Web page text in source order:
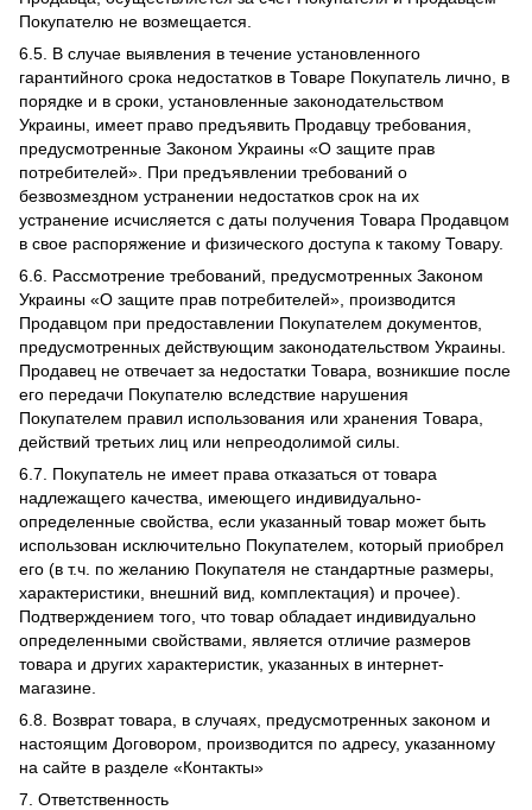
Покупателю не возмещается.
6.5. В случае выявления в течение установленного
гарантийного срока недостатков в Товаре Покупатель лично, в
порядке и в сроки, установленные законодательством
Украины, имеет право предъявить Продавцу требования,
предусмотренные Законом Украины «О защите прав
потребителей». При предъявлении требований о
безвозмездном устранении недостатков срок на их
устранение исчисляется с даты получения Товара Продавцом
в свое распоряжение и физического доступа к такому Товару.
6.6. Рассмотрение требований, предусмотренных Законом
Украины «О защите прав потребителей», производится
Продавцом при предоставлении Покупателем документов,
предусмотренных действующим законодательством Украины.
Продавец не отвечает за недостатки Товара, возникшие после
его передачи Покупателю вследствие нарушения
Покупателем правил использования или хранения Товара,
действий третьих лиц или непреодолимой силы.
6.7. Покупатель не имеет права отказаться от товара
надлежащего качества, имеющего индивидуально-
определенные свойства, если указанный товар может быть
использован исключительно Покупателем, который приобрел
его (в т.ч. по желанию Покупателя не стандартные размеры,
характеристики, внешний вид, комплектация) и прочее).
Подтверждением того, что товар обладает индивидуально
определенными свойствами, является отличие размеров
товара и других характеристик, указанных в интернет-
магазине.
6.8. Возврат товара, в случаях, предусмотренных законом и
настоящим Договором, производится по адресу, указанному
на сайте в разделе «Контакты»
7. Ответственность